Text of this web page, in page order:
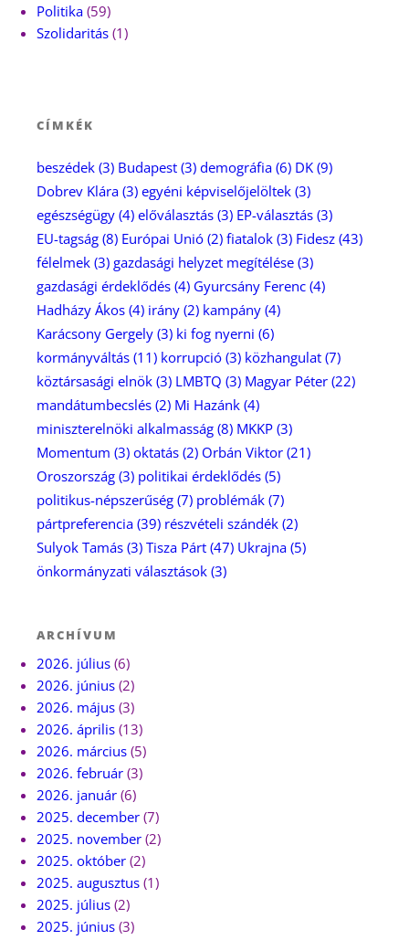
Politika (59)
Szolidaritás (1)
CÍMKÉK
beszédek (3) Budapest (3) demográfia (6) DK (9)
Dobrev Klára (3) egyéni képviselőjelöltek (3)
egészségügy (4) előválasztás (3) EP-választás (3)
EU-tagság (8) Európai Unió (2) fiatalok (3) Fidesz (43)
félelmek (3) gazdasági helyzet megítélése (3)
gazdasági érdeklődés (4) Gyurcsány Ferenc (4)
Hadházy Ákos (4) irány (2) kampány (4)
Karácsony Gergely (3) ki fog nyerni (6)
kormányváltás (11) korrupció (3) közhangulat (7)
köztársasági elnök (3) LMBTQ (3) Magyar Péter (22)
mandátumbecslés (2) Mi Hazánk (4)
miniszterelnöki alkalmasság (8) MKKP (3)
Momentum (3) oktatás (2) Orbán Viktor (21)
Oroszország (3) politikai érdeklődés (5)
politikus-népszerűség (7) problémák (7)
pártpreferencia (39) részvételi szándék (2)
Sulyok Tamás (3) Tisza Párt (47) Ukrajna (5)
önkormányzati választások (3)
ARCHÍVUM
2026. július (6)
2026. június (2)
2026. május (3)
2026. április (13)
2026. március (5)
2026. február (3)
2026. január (6)
2025. december (7)
2025. november (2)
2025. október (2)
2025. augusztus (1)
2025. július (2)
2025. június (3)